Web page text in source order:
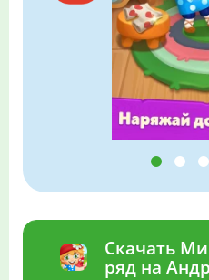
Скачать
ряд на